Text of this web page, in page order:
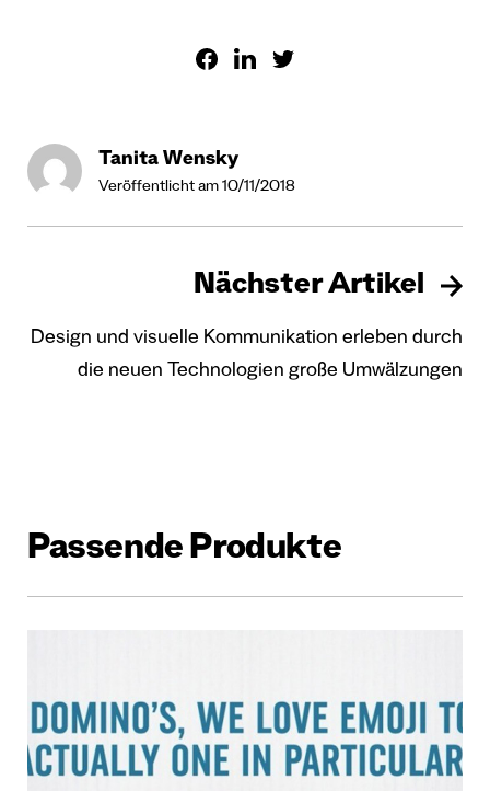
Tanita Wensky
Veröffentlicht am 10/11/2018
Nächster Artikel
Design und visuelle Kommunikation erleben durch
die neuen Technologien große Umwälzungen
Passende Produkte